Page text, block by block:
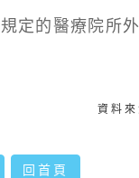
定的醫療院所
資料
回首頁